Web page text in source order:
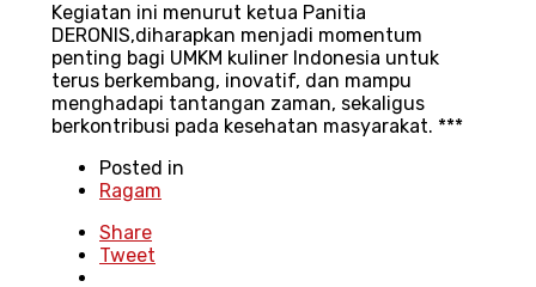
‎Kegiatan ini menurut ketua Panitia
DERONIS,diharapkan menjadi momentum
penting bagi UMKM kuliner Indonesia untuk
terus berkembang, inovatif, dan mampu
menghadapi tantangan zaman, sekaligus
berkontribusi pada kesehatan masyarakat. ***
Posted in
Ragam
Share
Tweet